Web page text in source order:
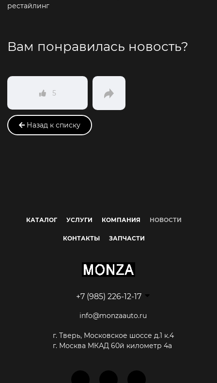
рестайлинг
Вам понравилась новость?
5
Назад к списку
КАТАЛОГ УСЛУГИ КОМПАНИЯ НОВОСТИ
КОНТАКТЫ ЗАПЧАСТИ
+7 (985) 226-12-17
info@monzaauto.ru
г. Тверь, Московское шоссе д.1 к.4
г. Москва МКАД 60й километр 4а